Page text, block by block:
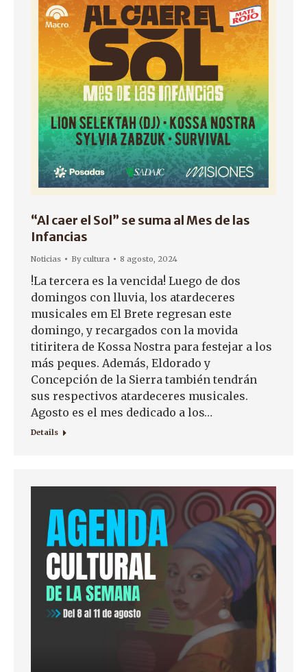
“Al caer el Sol” se suma al Mes de las
Infancias
Noticias Bycultura 8 agosto, 2024
!La tercera es la vencida! Luego de dos
domingos con lluvia, los atardeceres
musicales em El Brete regresan este
domingo, y recargados con la movida
titiritera de Kossa Nostra para festejar a los
más peques. Además, Eldorado y
Concepción de la Sierra también tendrán
sus respectivos atardeceres musicales.
Agosto es el mes dedicado a los…
Details